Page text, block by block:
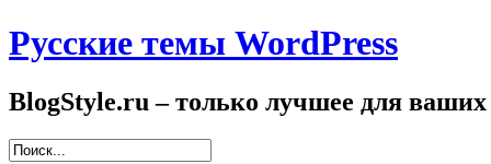
Русские темы WordPress
BlogStyle.ru – только лучшее для ваших